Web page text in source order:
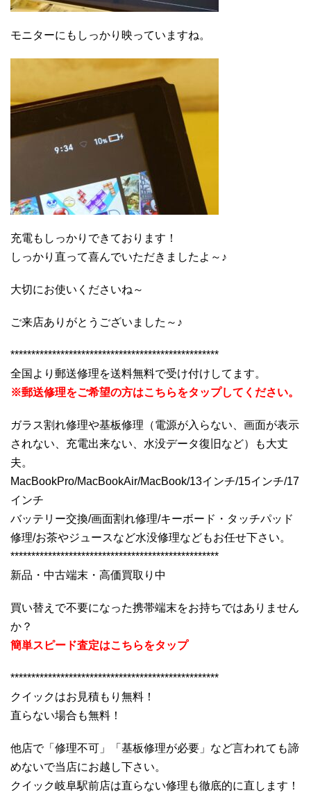
モニターにもしっかり映っていますね。
充電もしっかりできております！
しっかり直って喜んでいただきましたよ～♪
大切にお使いくださいね～
ご来店ありがとうございました～♪
**************************************************
全国より郵送修理を送料無料で受け付けしてます。
※郵送修理をご希望の方はこちらをタップしてください。
ガラス割れ修理や基板修理（電源が入らない、画面が表示
されない、充電出来ない、水没データ復旧など）も大丈
夫。
MacBookPro/MacBookAir/MacBook/13インチ/15インチ/17
インチ
バッテリー交換/画面割れ修理/キーボード・タッチパッド
修理/お茶やジュースなど水没修理などもお任せ下さい。
**************************************************
新品・中古端末・高価買取り中
買い替えで不要になった携帯端末をお持ちではありません
か？
簡単スピード査定はこちらをタップ
**************************************************
クイックはお見積もり無料！
直らない場合も無料！
他店で「修理不可」「基板修理が必要」など言われても諦
めないで当店にお越し下さい。
クイック岐阜駅前店は直らない修理も徹底的に直します！